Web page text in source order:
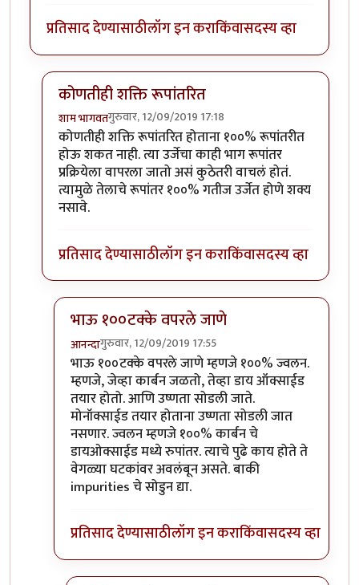
प्रतिसाद देण्यासाठीलॉग इन कराकिंवासदस्य व्हा
कोणतीही शक्ति रूपांतरित
शाम भागवतगुरुवार, 12/09/2019 17:18
In reply toसुधीर जी अजुन काही प्रस्न आहेतbyRajesh188
कोणतीही शक्ति रूपांतरित होताना १००% रूपांतरीत
होऊ शकत नाही. त्या उर्जेचा काही भाग रूपांतर
प्रक्रियेला वापरला जातो असं कुठेतरी वाचलं होतं.
त्यामुळे तेलाचे रूपांतर १००% गतीज उर्जेत होणे शक्य
नसावे.
प्रतिसाद देण्यासाठीलॉग इन कराकिंवासदस्य व्हा
भाऊ १००टक्के वपरले जाणे
आनन्दागुरुवार, 12/09/2019 17:55
In reply toकोणतीही शक्ति रूपांतरितbyशाम भागवत
भाऊ १००टक्के वपरले जाणे म्हणजे १००% ज्वलन.
म्हणजे, जेव्हा कार्बन जळतो, तेव्हा डाय ऑक्साईड
तयार होतो. आणि उष्णता सोडली जाते.
मोनॉक्साईड तयार होताना उष्णता सोडली जात
नसणार. ज्वलन म्हणजे १००% कार्बन चे
डायओक्साईड मध्ये रुपांतर. त्याचे पुढे काय होते ते
वेगळ्या घटकांवर अवलंबून असते. बाकी
impurities चे सोडुन द्या.
प्रतिसाद देण्यासाठीलॉग इन कराकिंवासदस्य व्हा